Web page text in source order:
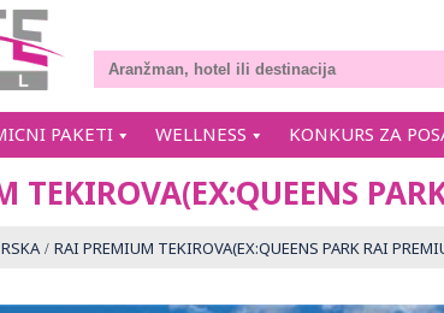
PAKETI WELLNESS KONKURS ZA
TEKIROVA(EX:QUEENS
RAI PREMIUM TEKIROVA(EX:QUEENS PARK RAI